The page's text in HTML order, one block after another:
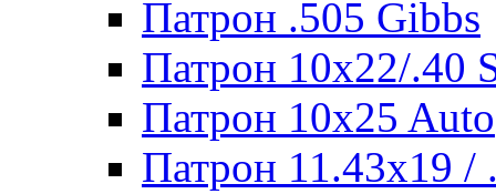
Патрон .505 Gibbs
Патрон 10x22/.40
Патрон 10x25 Auto
Патрон 11.43x19 /